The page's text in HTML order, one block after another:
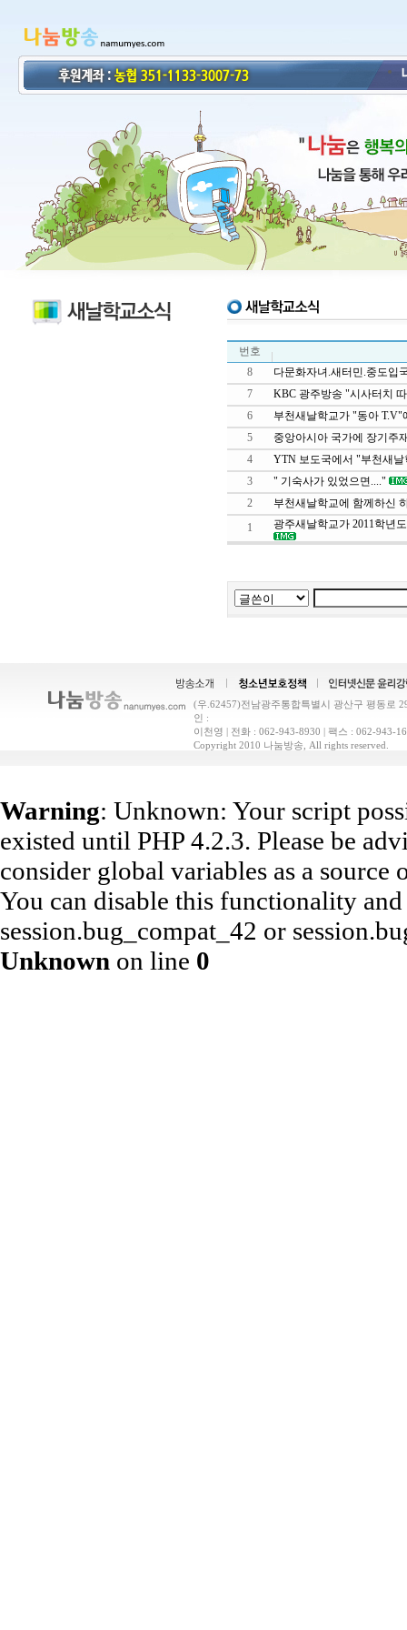
번호
8
다문화자녀.새터민.중도입
7
KBC 광주방송 "시사터치
6
부천새날학교가 "동아 T.V"
5
중앙아시아 국가에 장기주
4
YTN 보도국에서 "부천새
3
" 기숙사가 있었으면...."
2
부천새날학교에 함께하신
1
광주새날학교가 2011학년
(우.62457)전남광주통합특별시 광산구 평동로
인 :
이천영 | 전화 : 062-943-8930 | 팩스 : 062-943-
Copyright 2010 나눔방송, All rights reserved.
Warning: Unknown: Your script
existed until PHP 4.2.3. Please be
consider global variables as a source
You can disable this functionality
session.bug_compat_42 or
Unknown on line 0